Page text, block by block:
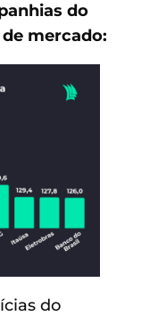
do
mercado:
do